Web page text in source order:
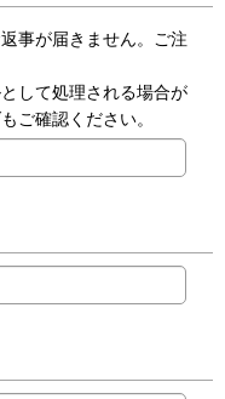
事が届きません。ご注
して処理される場合が
ご確認ください。